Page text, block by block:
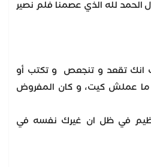
الحمد لله الذي عصمنا فلم نصير
انك تقعد و تنجعص و تكتب أو
ما عملش كيت، و كان المفروض
في ظل ان غيرك نفسه في